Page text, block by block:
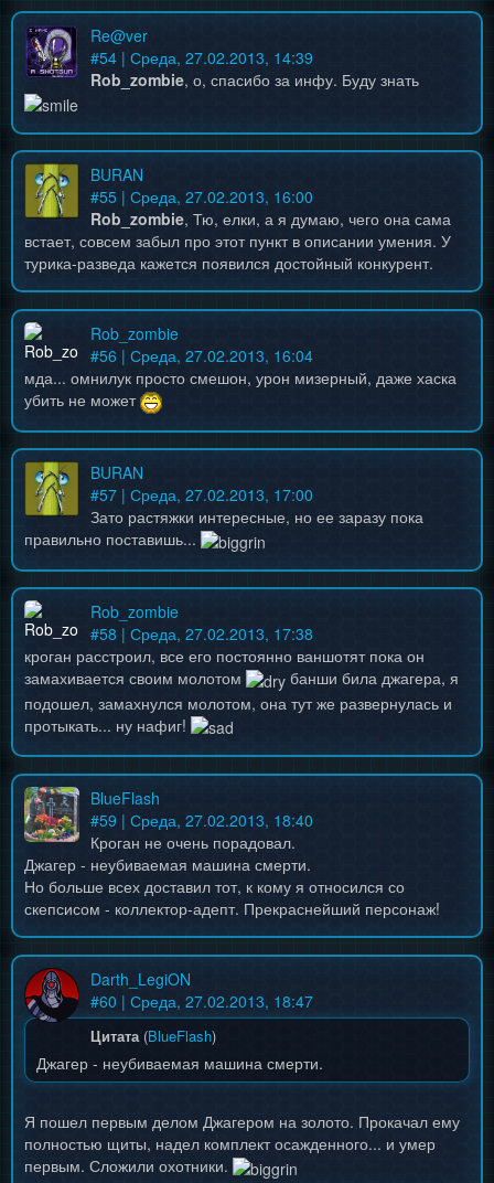
Re@ver
#54 | Среда, 27.02.2013, 14:39
Rob_zombie, о, спасибо за инфу. Буду знать
BURAN
#55 | Среда, 27.02.2013, 16:00
Rob_zombie, Тю, елки, а я думаю, чего она сама
встает, совсем забыл про этот пункт в описании умения. У
турика-разведа кажется появился достойный конкурент.
Rob_zombie
#56 | Среда, 27.02.2013, 16:04
мда... омнилук просто смешон, урон мизерный, даже хаска
убить не может
BURAN
#57 | Среда, 27.02.2013, 17:00
Зато растяжки интересные, но ее заразу пока
правильно поставишь...
Rob_zombie
#58 | Среда, 27.02.2013, 17:38
кроган расстроил, все его постоянно ваншотят пока он
замахивается своим молотом
банши била джагера, я
подошел, замахнулся молотом, она тут же развернулась и
протыкать... ну нафиг!
BlueFlash
#59 | Среда, 27.02.2013, 18:40
Кроган не очень порадовал.
Джагер - неубиваемая машина смерти.
Но больше всех доставил тот, к кому я относился со
скепсисом - коллектор-адепт. Прекраснейший персонаж!
Darth_LegiON
#60 | Среда, 27.02.2013, 18:47
Цитата(BlueFlash)
Джагер - неубиваемая машина смерти.
Я пошел первым делом Джагером на золото. Прокачал ему
полностью щиты, надел комплект осажденного... и умер
первым. Сложили охотники.